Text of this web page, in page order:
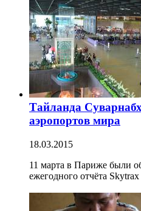
Тайланда
аэропортов мира
18.03.2015
11 марта в Париже были
ежегодного отчёта